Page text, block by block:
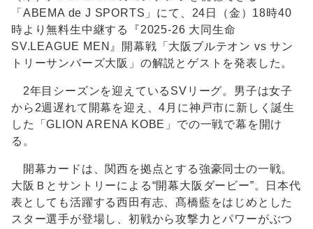
「ABEMA de J SPORTS」にて、24日（金）18時40
時より無料生中継する『2025-26 大同生命
SV.LEAGUE MEN』開幕戦「大阪ブルテオン vs サン
トリーサンバーズ大阪」の解説とゲストを発表した。
2年目シーズンを迎えているSVリーグ。男子は女子
から2週遅れて開幕を迎え、4月に神戸市に新しく誕生
した「GLION ARENA KOBE」での一戦で幕を開け
る。
開幕カードは、関西を拠点とする強豪同士の一戦。
大阪Ｂとサントリーによる“開幕大阪ダービー”。日本代
表としても活躍する西田有志、髙橋藍をはじめとした
スター選手が登場し、初戦から攻撃力とパワーがぶつ